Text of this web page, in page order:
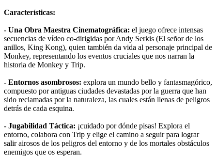
Características:
- Una Obra Maestra Cinematográfica: el juego ofrece intensas
secuencias de vídeo co-dirigidas por Andy Serkis (El señor de los
anillos, King Kong), quien también da vida al personaje principal de
Monkey, representando los eventos cruciales que nos narran la
historia de Monkey y Trip.
- Entornos asombrosos: explora un mundo bello y fantasmagórico,
compuesto por antiguas ciudades devastadas por la guerra que han
sido reclamadas por la naturaleza, las cuales están llenas de peligros
detrás de cada esquina.
- Jugabilidad Táctica: ¡cuidado por dónde pisas! Explora el
entorno, colabora con Trip y elige el camino a seguir para lograr
salir airosos de los peligros del entorno y de los mortales obstáculos
enemigos que os esperan.